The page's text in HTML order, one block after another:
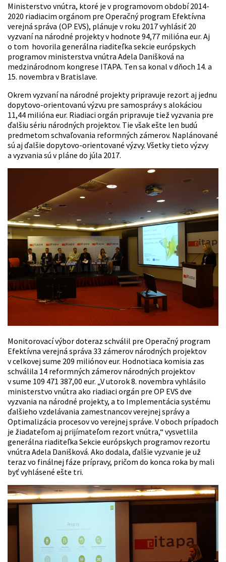
Ministerstvo vnútra, ktoré je v programovom období 2014-
2020 riadiacim orgánom pre Operačný program Efektívna
verejná správa (OP EVS), plánuje v roku 2017 vyhlásiť 20
vyzvaní na národné projekty v hodnote 94,77 milióna eur. Aj
o tom hovorila generálna riaditeľka sekcie európskych
programov ministerstva vnútra Adela Danišková na
medzinárodnom kongrese ITAPA. Ten sa konal v dňoch 14. a
15. novembra v Bratislave.
Okrem vyzvaní na národné projekty pripravuje rezort aj jednu
dopytovo-orientovanú výzvu pre samosprávy s alokáciou
11,44 milióna eur. Riadiaci orgán pripravuje tiež vyzvania pre
ďalšiu sériu národných projektov. Tie však ešte len budú
predmetom schvaľovania reformných zámerov. Naplánované
sú aj ďalšie dopytovo-orientované výzvy. Všetky tieto výzvy
a vyzvania sú v pláne do júla 2017.
Monitorovací výbor doteraz schválil pre Operačný program
Efektívna verejná správa 33 zámerov národných projektov
v celkovej sume 209 miliónov eur. Hodnotiaca komisia zas
schválila 14 reformných zámerov národných projektov
v sume 109 471 387,00 eur. „V utorok 8. novembra vyhlásilo
ministerstvo vnútra ako riadiaci orgán pre OP EVS dve
vyzvania na národné projekty, a to Implementácia systému
ďalšieho vzdelávania zamestnancov verejnej správy a
Optimalizácia procesov vo verejnej správe. V oboch prípadoch
je žiadateľom aj prijímateľom rezort vnútra,“ vysvetlila
generálna riaditeľka Sekcie európskych programov rezortu
vnútra Adela Danišková. Ako dodala, ďalšie vyzvanie je už
teraz vo finálnej fáze prípravy, pričom do konca roka by mali
byť vyhlásené ešte tri.